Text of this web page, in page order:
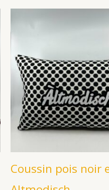
Coussin pois noir